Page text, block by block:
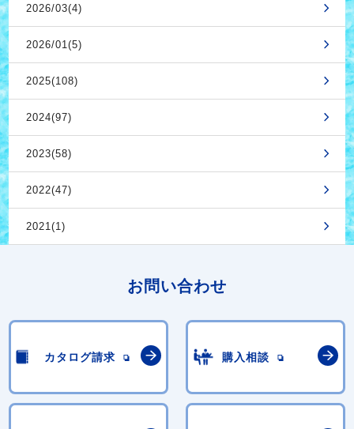
2026/03(4)
2026/01(5)
2025(108)
2024(97)
2023(58)
2022(47)
2021(1)
お問い合わせ
カタログ請求 購入相談